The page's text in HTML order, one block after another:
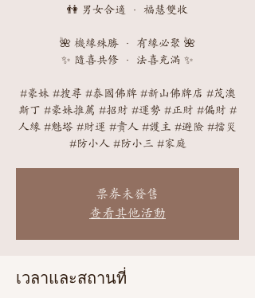
👫 男女合適 · 福慧雙收
🌺 機緣殊勝 · 有緣必聚 🌺
✨ 隨喜共修 · 法喜充滿 ✨
#豪妹 #搜尋 #泰國佛牌 #新山佛牌店 #茂澳
斯丁 #豪妹推薦 #招財 #運勢 #正財 #偏財 #
人緣 #魅塔 #財運 #貴人 #護主 #避險 #擋災
#防小人 #防小三 #家庭
票券未發售
查看其他活動
เวลาและสถานที่